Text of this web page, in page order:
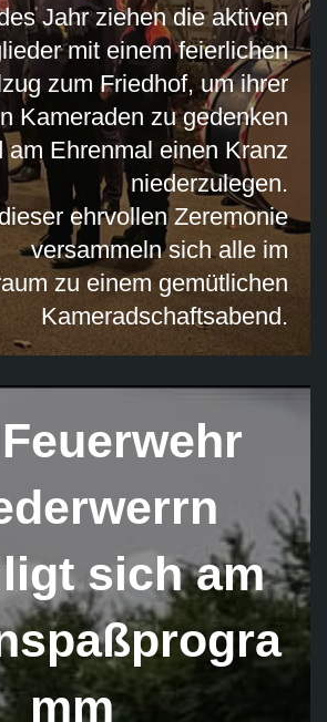
Jahr ziehen die aktiven
mit einem feierlichen
zum Friedhof, um ihrer
Kameraden zu gedenken
am Ehrenmal einen Kranz
niederzulegen.
ehrvollen Zeremonie
versammeln sich alle im
zu einem gemütlichen
Kameradschaftsabend.
sich am
mm